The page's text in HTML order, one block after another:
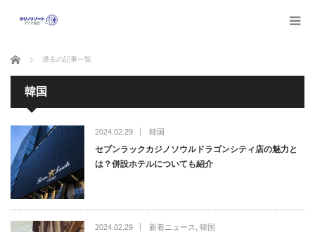
ホーム 過去の記事一覧
韓国
2024.02.29 韓国
セブンラックカジノソウルドラゴンシティ店の魅力と
は？併設ホテルについても紹介
2024.02.29 新着ニュース 韓国